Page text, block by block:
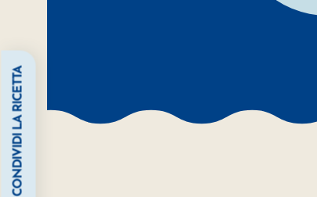
CONDIVIDI LA RICETTA